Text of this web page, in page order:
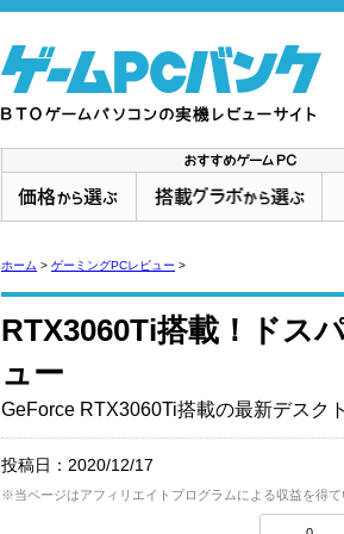
ホーム > ゲーミングPCレビュー >
RTX3060Ti搭載！ドス
ュー
GeForce RTX3060Ti搭載の最新デスク
投稿日： 2020/12/17
※当ページはアフィリエイトプログラムによる収益を得て